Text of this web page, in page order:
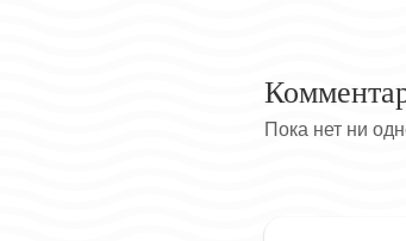
Пока нет ни